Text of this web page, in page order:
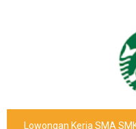
Lowongan Kerja SMA